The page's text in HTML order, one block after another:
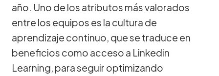
año. Uno de los atributos más valorados
entre los equipos es la cultura de
aprendizaje continuo, que se traduce en
beneficios como acceso a Linkedin
Learning, para seguir optimizando